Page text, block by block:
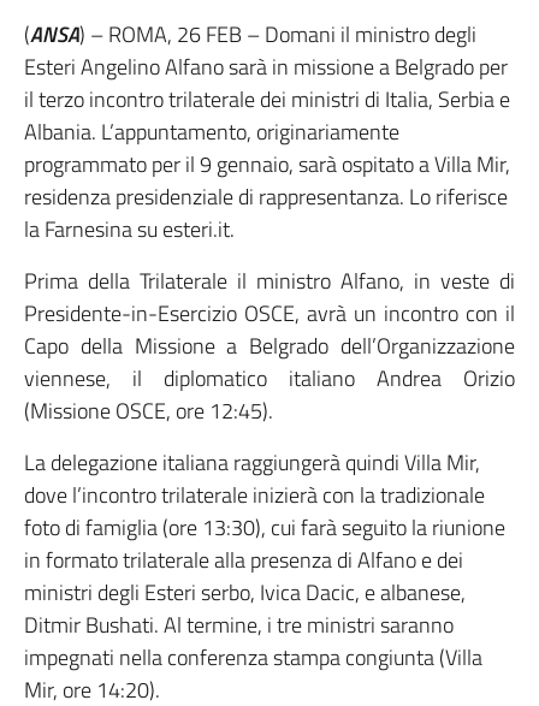
(ANSA) – ROMA, 26 FEB – Domani il ministro degli
Esteri Angelino Alfano sarà in missione a Belgrado per
il terzo incontro trilaterale dei ministri di Italia, Serbia e
Albania. L’appuntamento, originariamente
programmato per il 9 gennaio, sarà ospitato a Villa Mir,
residenza presidenziale di rappresentanza. Lo riferisce
la Farnesina su esteri.it.
Prima della Trilaterale il ministro Alfano, in veste di
Presidente-in-Esercizio OSCE, avrà un incontro con il
Capo della Missione a Belgrado dell’Organizzazione
viennese, il diplomatico italiano Andrea Orizio
(Missione OSCE, ore 12:45).
La delegazione italiana raggiungerà quindi Villa Mir,
dove l’incontro trilaterale inizierà con la tradizionale
foto di famiglia (ore 13:30), cui farà seguito la riunione
in formato trilaterale alla presenza di Alfano e dei
ministri degli Esteri serbo, Ivica Dacic, e albanese,
Ditmir Bushati. Al termine, i tre ministri saranno
impegnati nella conferenza stampa congiunta (Villa
Mir, ore 14:20).